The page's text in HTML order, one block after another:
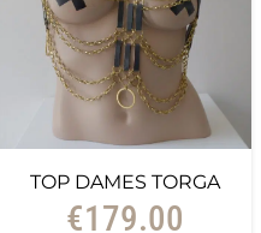
TOP DAMES TORGA
€179.00